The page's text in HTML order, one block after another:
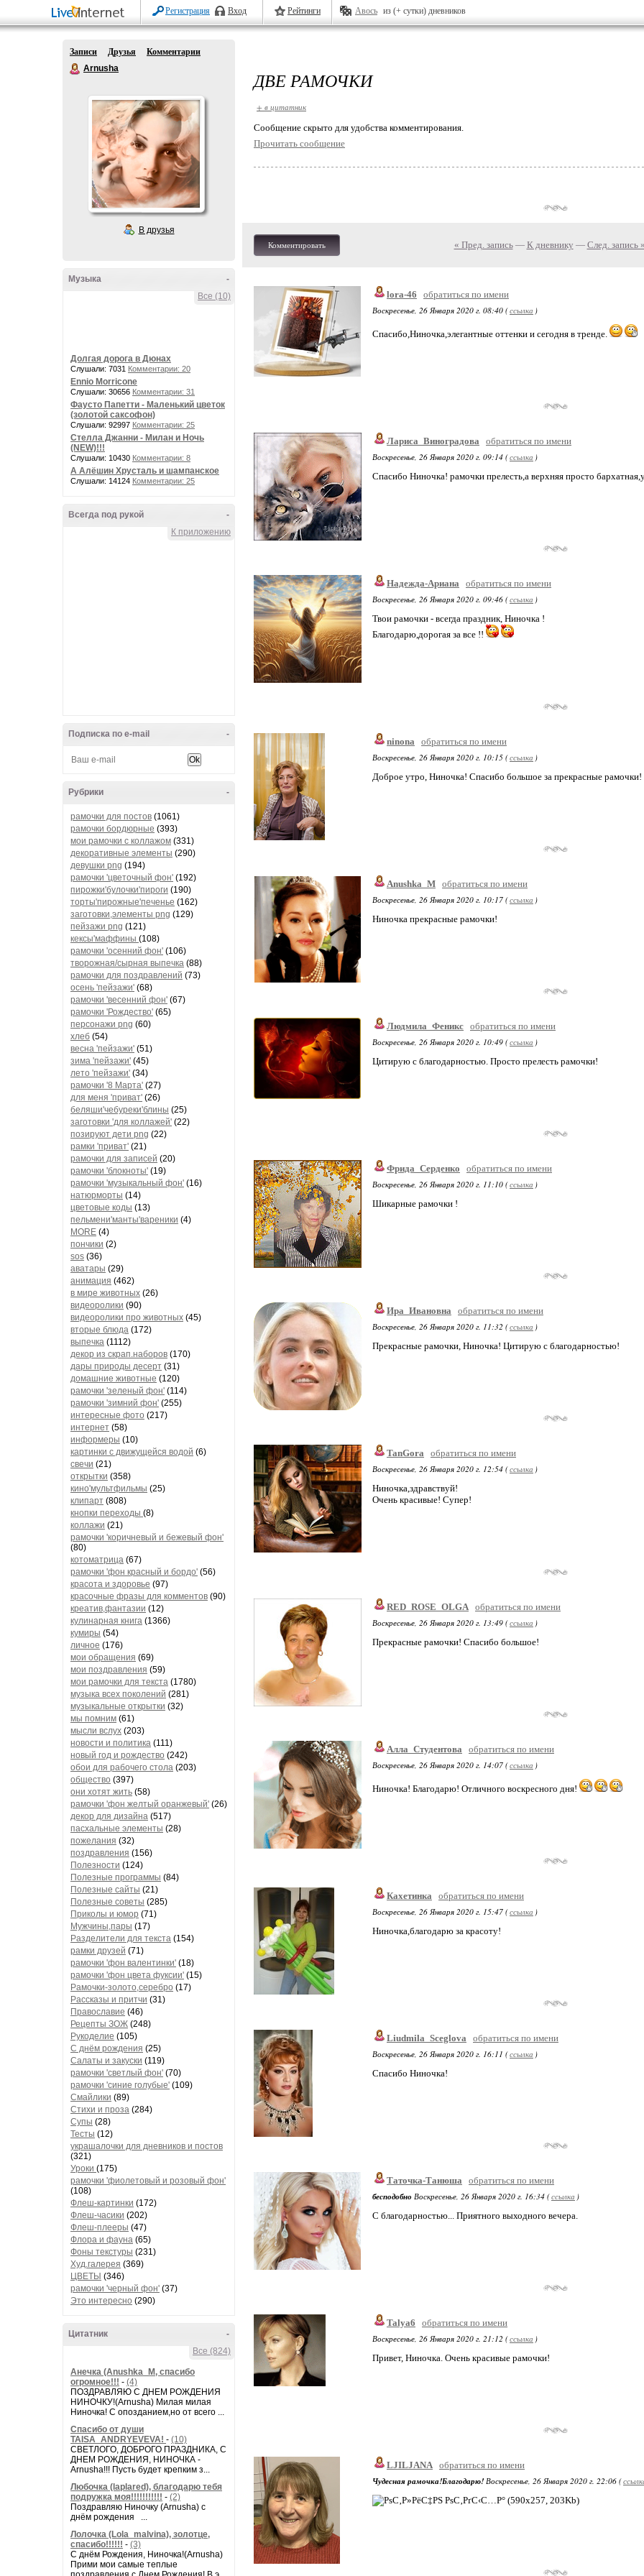
Регистрация Вход Рейтинги Авось из (+ сутки) дневников
Записи Друзья
Комментарии
Arnusha
В друзья
-
Музыка
Все (10)
Долгая дорога в Дюнах
Слушали: 7031 Комментарии: 20
Ennio Morricone
Слушали: 30656 Комментарии: 31
Фаусто Папетти - Маленький цветок
(золотой саксофон)
Слушали: 92997 Комментарии: 25
Стелла Джанни - Милан и Ночь
(NEW)!!!
Слушали: 10430 Комментарии: 8
А Алёшин Хрусталь и шампанское
Слушали: 14124 Комментарии: 25
-
Всегда под рукой
К приложению
-
Подписка по e-mail
-
Рубрики
рамочки для постов (1061)
рамочки бордюрные (393)
мои рамочки с коллажом (331)
декоративные элементы (290)
девушки png (194)
рамочки 'цветочный фон' (192)
пирожки'булочки'пироги (190)
торты'пирожные'печенье (162)
заготовки,элементы png (129)
пейзажи png (121)
кексы'маффины (108)
рамочки 'осенний фон' (106)
творожная/сырная выпечка (88)
рамочки для поздравлений (73)
осень 'пейзажи' (68)
рамочки 'весенний фон' (67)
рамочки 'Рождество' (65)
персонажи png (60)
хлеб (54)
весна 'пейзажи' (51)
зима 'пейзажи' (45)
лето 'пейзажи' (34)
рамочки '8 Марта' (27)
для меня 'приват' (26)
беляши'чебуреки'блины (25)
заготовки 'для коллажей' (22)
позируют дети png (22)
рамки 'приват' (21)
рамочки для записей (20)
рамочки 'блокноты' (19)
рамочки 'музыкальный фон' (16)
натюрморты (14)
цветовые коды (13)
пельмени'манты'вареники (4)
MORE (4)
пончики (2)
sos (36)
аватары (29)
анимация (462)
в мире животных (26)
видеоролики (90)
видеоролики про животных (45)
вторые блюда (172)
выпечка (1112)
декор из скрап.наборов (170)
дары природы десерт (31)
домашние животные (120)
рамочки 'зеленый фон' (114)
рамочки 'зимний фон' (255)
интересные фото (217)
интернет (58)
информеры (10)
картинки с движущейся водой (6)
свечи (21)
открытки (358)
кино'мультфильмы (25)
клипарт (808)
кнопки переходы (8)
коллажи (21)
рамочки 'коричневый и бежевый фон'
(80)
котоматрица (67)
рамочки 'фон красный и бордо' (56)
красота и здоровье (97)
красочные фразы для комментов (90)
креатив,фантазии (12)
кулинарная книга (1366)
кумиры (54)
личное (176)
мои обращения (69)
мои поздравления (59)
мои рамочки для текста (1780)
музыка всех поколений (281)
музыкальные открытки (32)
мы помним (61)
мысли вслух (203)
новости и политика (111)
новый год и рождество (242)
обои для рабочего стола (203)
общество (397)
они хотят жить (58)
рамочки 'фон желтый оранжевый' (26)
декор для дизайна (517)
пасхальные элементы (28)
пожелания (32)
поздравления (156)
Полезности (124)
Полезные программы (84)
Полезные сайты (21)
Полезные советы (285)
Приколы и юмор (71)
Мужчины,пары (17)
Разделители для текста (154)
рамки друзей (71)
рамочки 'фон валентинки' (18)
рамочки 'фон цвета фуксии' (15)
Рамочки-золото,серебро (17)
Рассказы и притчи (31)
Православие (46)
Рецепты ЗОЖ (248)
Рукоделие (105)
С днём рождения (25)
Салаты и закуски (119)
рамочки 'светлый фон' (70)
рамочки 'синие голубые' (109)
Смайлики (89)
Стихи и проза (284)
Супы (28)
Тесты (12)
украшалочки для дневников и постов
(321)
Уроки (175)
рамочки 'фиолетовый и розовый фон'
(108)
Флеш-картинки (172)
Флеш-часики (202)
Флеш-плееры (47)
Флора и фауна (65)
Фоны текстуры (231)
Худ.галерея (369)
ЦВЕТЫ (346)
рамочки 'черный фон' (37)
Это интересно (290)
-
Цитатник
Все (824)
Анечка (Anushka_M, спасибо
огромное!!! - (4)
ПОЗДРАВЛЯЮ С ДНЕМ РОЖДЕНИЯ
НИНОЧКУ!(Arnusha) Милая милая
Ниночка! С опозданием,но от всего ...
Спасибо от души
TAISA_ANDRYEVEVA! - (10)
СВЕТЛОГО, ДОБРОГО ПРАЗДНИКА, С
ДНЕМ РОЖДЕНИЯ, НИНОЧКА -
Arnusha!!! Пусть будет крепким з...
Любочка (laplared), благодарю тебя
подружка моя!!!!!!!!!!! - (2)
Поздравляю Ниночку (Arnusha) с
днём рождения ...
Лолочка (Lola_malvina), золотце,
спасибо!!!!!! - (3)
С днём Рождения, Ниночка!(Аrnusha)
Прими мои самые теплые
ДВЕ РАМОЧКИ
+ в цитатник
Cообщение скрыто для удобства комментирования.
Прочитать сообщение
Комментировать « Пред. запись— К дневнику — След. запись »
lora-46
обратиться по имени
Воскресенье, 26 Января 2020 г. 08:40 (ссылка )
Спасибо,Ниночка,элегантные оттенки и сегодня в тренде.
Лариса_Виноградова
обратиться по имени
Воскресенье, 26 Января 2020 г. 09:14 (ссылка )
Спасибо Ниночка! рамочки прелесть,а верхняя просто
Надежда-Ариана
обратиться по имени
Воскресенье, 26 Января 2020 г. 09:46 (ссылка )
Твои рамочки - всегда праздник, Ниночка !
Благодарю,дорогая за все !!
ninona
обратиться по имени
Воскресенье, 26 Января 2020 г. 10:15 (ссылка )
Доброе утро, Ниночка! Спасибо большое за прекрасные рамочки!
Anushka_M обратиться по имени
Воскресенье, 26 Января 2020 г. 10:17 (ссылка )
Ниночка прекрасные рамочки!
Людмила_Феникс обратиться по имени
Воскресенье, 26 Января 2020 г. 10:49 (ссылка )
Цитирую с благодарностью. Просто прелесть рамочки!
Фрида_Серденко
обратиться по имени
Воскресенье, 26 Января 2020 г. 11:10 (ссылка )
Шикарные рамочки !
Ира_Ивановна
обратиться по имени
Воскресенье, 26 Января 2020 г. 11:32 (ссылка )
Прекрасные рамочки, Ниночка! Цитирую с благодарностью!
TanGora
обратиться по имени
Воскресенье, 26 Января 2020 г. 12:54 (ссылка )
Ниночка,здравствуй!
Очень красивые! Супер!
RED_ROSE_OLGA обратиться по имени
Воскресенье, 26 Января 2020 г. 13:49 (ссылка )
Прекрасные рамочки! Спасибо большое!
Алла_Студентова
обратиться по имени
Воскресенье, 26 Января 2020 г. 14:07 (ссылка )
Ниночка! Благодарю! Отличного воскресного дня!
Кахетинка
обратиться по имени
Воскресенье, 26 Января 2020 г. 15:47 (ссылка )
Ниночка,благодарю за красоту!
Liudmila_Sceglova
обратиться по имени
Воскресенье, 26 Января 2020 г. 16:11 (ссылка )
Спасибо Ниночка!
Таточка-Танюша обратиться по имени
бесподобно Воскресенье, 26 Января 2020 г. 16:34 (ссылка )
С благодарностью... Приятного выходного вечера.
Talya6
обратиться по имени
Воскресенье, 26 Января 2020 г. 21:12 (ссылка )
Привет, Ниночка. Очень красивые рамочки!
LJILJANA обратиться по имени
Чудесная рамочка!Благодарю! Воскресенье, 26 Января 2020 г. 22:06 (